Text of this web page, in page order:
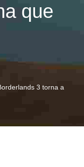
que
3 torna a